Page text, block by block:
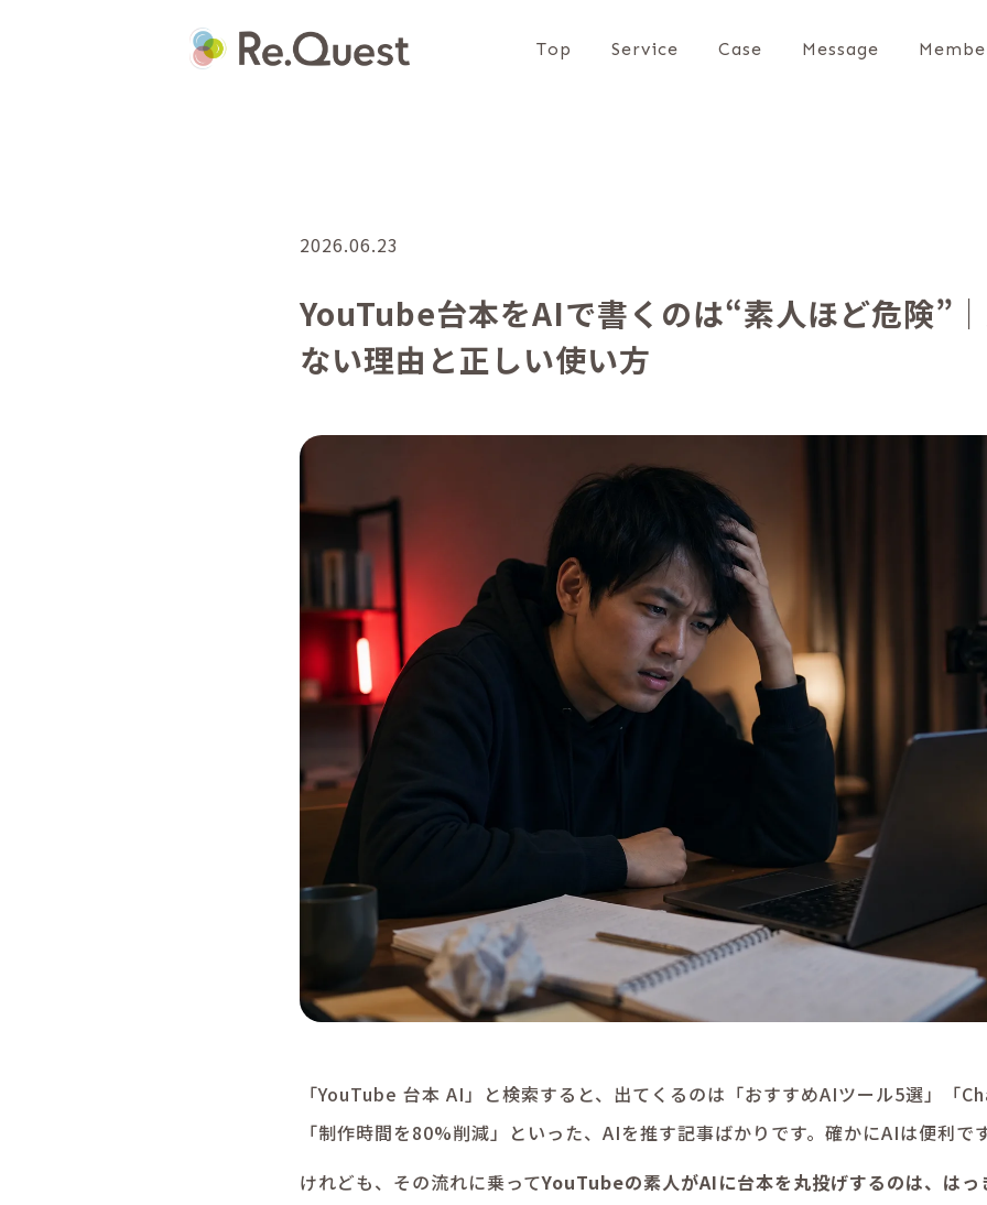
Top Service Case Message
2026.06.23
YouTube台本をAIで書くのは“素人ほど危険”
ない理由と正しい使い方
「YouTube 台本 AI」と検索すると、出てくるのは「おすすめAIツール5選」「
「制作時間を80%削減」といった、AIを推す記事ばかりです。確かにAIは便利です
けれども、その流れに乗ってYouTubeの素人がAIに台本を丸投げするのは、はっ